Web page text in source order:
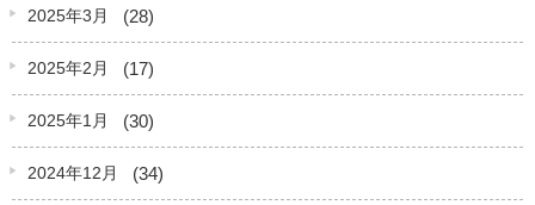
2025年3月 (28)
2025年2月 (17)
2025年1月 (30)
2024年12月 (34)